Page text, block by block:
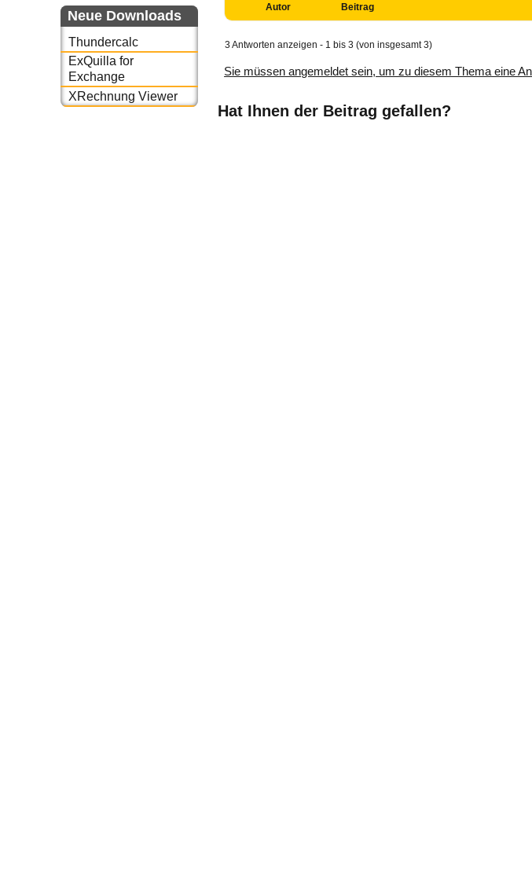
Neue Downloads
Thundercalc
ExQuilla for
Exchange
XRechnung Viewer
Autor Beitrag
3 Antworten anzeigen - 1 bis 3 (von insgesamt 3)
Sie müssen angemeldet sein, um zu diesem Thema eine
Hat Ihnen der Beitrag gefallen?